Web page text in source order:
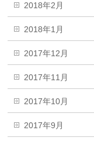
2018年2月
2018年1月
2017年12月
2017年11月
2017年10月
2017年9月